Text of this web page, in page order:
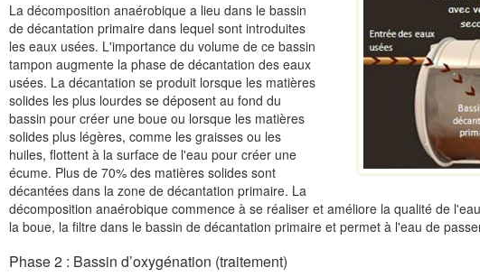
La décomposition anaérobique a lieu dans le bassin
de décantation primaire dans lequel sont introduites
les eaux usées. L'importance du volume de ce bassin
tampon augmente la phase de décantation des eaux
usées. La décantation se produit lorsque les matières
solides les plus lourdes se déposent au fond du
bassin pour créer une boue ou lorsque les matières
solides plus légères, comme les graisses ou les
huiles, flottent à la surface de l'eau pour créer une
écume. Plus de 70% des matières solides sont
décantées dans la zone de décantation primaire. La
décomposition anaérobique commence à se réaliser et améliore la qualité de
la boue, la filtre dans le bassin de décantation primaire et permet à l'eau de
Phase 2 : Bassin d’oxygénation (traitement)